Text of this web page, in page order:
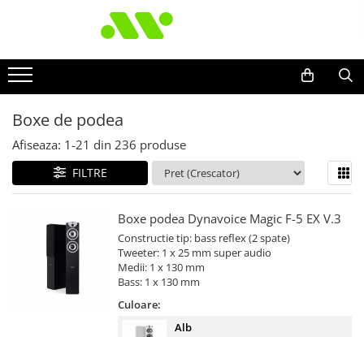
Boxe de podea
Afiseaza: 1-21 din 236 produse
FILTRE
Boxe podea Dynavoice Magic F-5 EX V.3
Constructie tip: bass reflex (2 spate)
Tweeter: 1 x 25 mm super audio
Medii: 1 x 130 mm
Bass: 1 x 130 mm
Culoare:
Alb